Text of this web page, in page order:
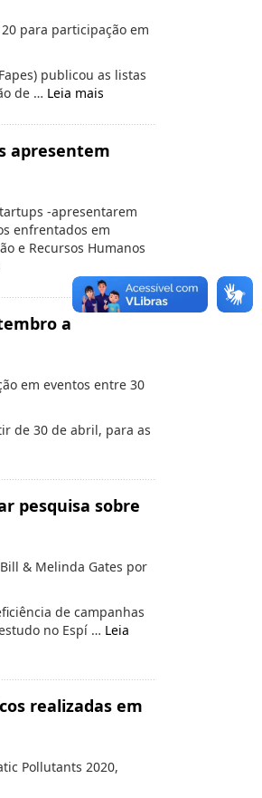
para participação em
publicou as listas
de … Leia mais
apresentem
-apresentarem
enfrentados em
e Recursos Humanos
a
em eventos entre 30
de 30 de abril, para as
pesquisa sobre
& Melinda Gates por
de campanhas
no Espí … Leia
realizadas em
Pollutants 2020,